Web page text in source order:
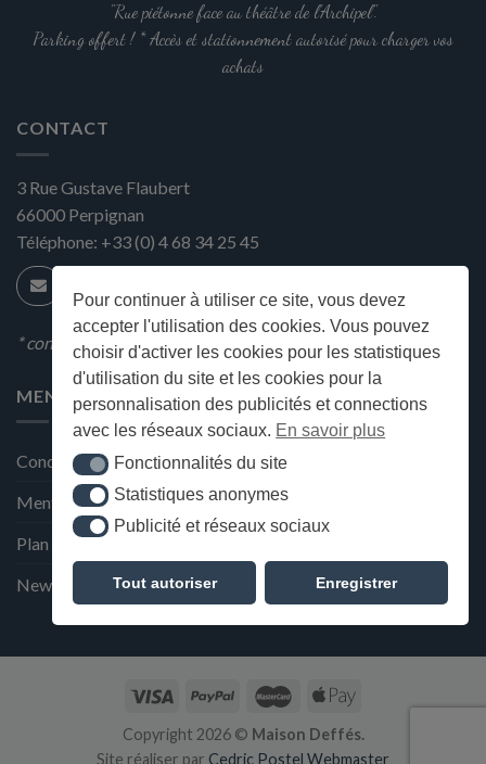
Pour continuer à utiliser ce site, vous devez
accepter l'utilisation des cookies. Vous pouvez
choisir d'activer les cookies pour les statistiques
d'utilisation du site et les cookies pour la
personnalisation des publicités et connections
avec les réseaux sociaux. En savoir plus
Fonctionnalités du site
Fonctionnalités du site
Statistiques anonymes
Statistiques anonymes
Publicité et réseaux sociaux
Publicité et réseaux sociaux
Tout autoriser Enregistrer
"Rue piétonne face au théâtre de l'Archipel".
Parking offert ! * Accès et stationnement autorisé pour charger vos
achats
CONTACT
3 Rue Gustave Flaubert
66000 Perpignan
Téléphone: +33 (0) 4 68 34 25 45
* condition en magasin
MENU
Conditions générales de ventes
Mentions Légales et Politique de confidentialité
Plan du site
Newsletter de la Maison Deffès
Copyright 2026 © Maison Deffés.
Site réaliser par Cedric Postel Webmaster